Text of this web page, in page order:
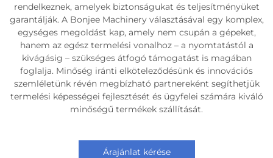
rendelkeznek, amelyek biztonságukat és teljesítményüket
garantálják. A Bonjee Machinery választásával egy komplex,
egységes megoldást kap, amely nem csupán a gépeket,
hanem az egész termelési vonalhoz – a nyomtatástól a
kivágásig – szükséges átfogó támogatást is magában
foglalja. Minőség iránti elköteleződésünk és innovációs
szemléletünk révén megbízható partnereként segíthetjük
termelési képességei fejlesztését és ügyfelei számára kiváló
minőségű termékek szállítását.
Árajánlat kérése